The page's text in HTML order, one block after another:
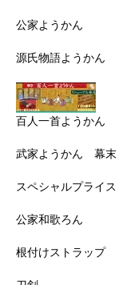
公家ようかん
源氏物語ようかん
百人一首ようかん
武家ようかん 幕末
スペシャルプライ
公家和歌ろん
根付けストラップ